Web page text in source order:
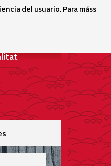
del usuario. Para máss